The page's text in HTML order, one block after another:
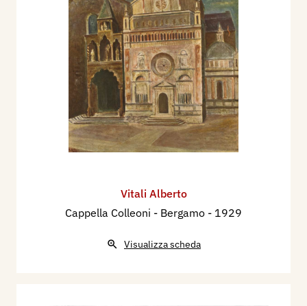
Vitali Alberto
Cappella Colleoni - Bergamo - 1929
Visualizza scheda